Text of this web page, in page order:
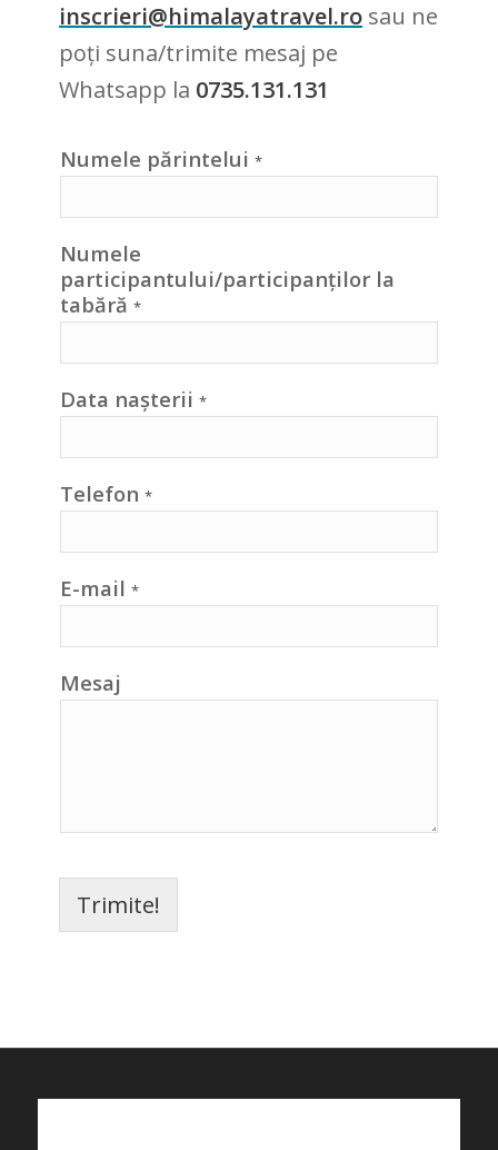
inscrieri@himalayatravel.ro sau ne
poți suna/trimite mesaj pe
Whatsapp la 0735.131.131
Numele părintelui*
Numele
participantului/participanților la
tabără*
Data nașterii*
Telefon*
E-mail*
Mesaj
Trimite!